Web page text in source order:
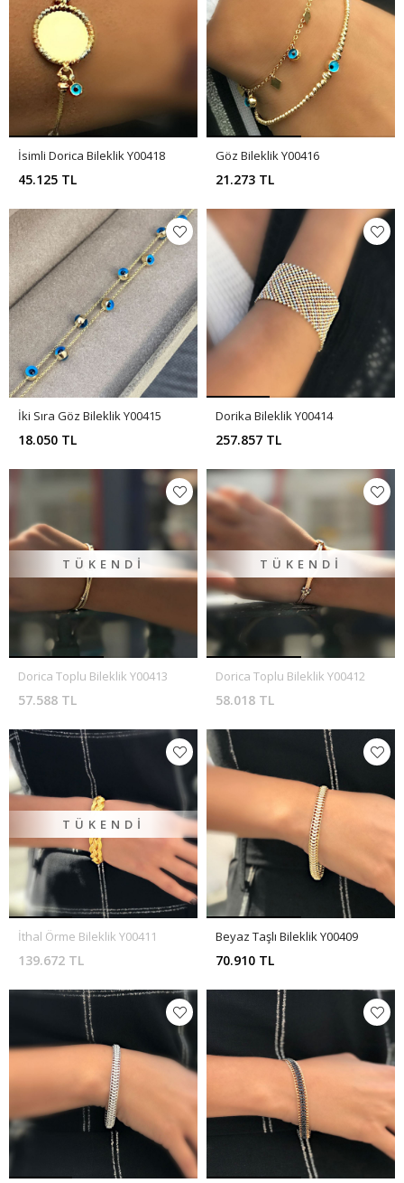
İsimli Dorica Bileklik Y00418
45.125 TL
Göz Bileklik Y00416
21.273 TL
İki Sıra Göz Bileklik Y00415
18.050 TL
Dorika Bileklik Y00414
257.857 TL
TÜKENDI
Dorica Toplu Bileklik Y00413
57.588 TL
TÜKENDI
Dorica Toplu Bileklik Y00412
58.018 TL
TÜKENDI
İthal Örme Bileklik Y00411
139.672 TL
Beyaz Taşlı Bileklik Y00409
70.910 TL